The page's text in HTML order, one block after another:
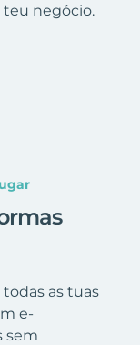
teu negócio.
as tuas
e-
sem